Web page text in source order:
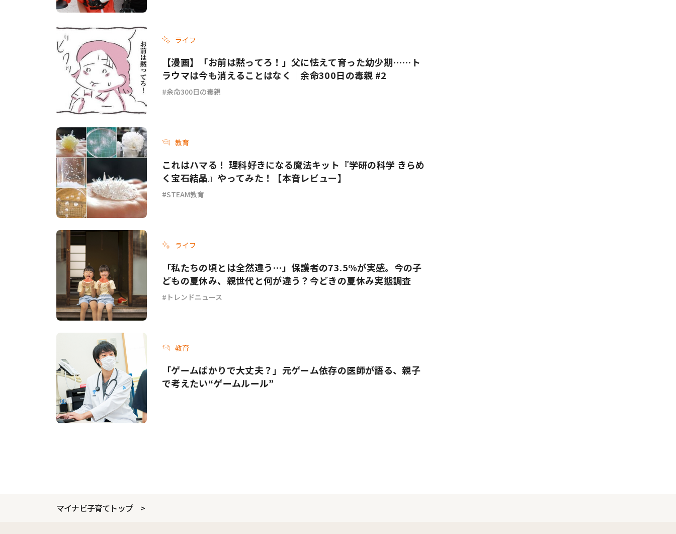
ライフ
【漫画】「お前は黙ってろ！」父に怯えて育った幼少期……ト
ラウマは今も消えることはなく｜余命300日の毒親 #2
余命300日の毒親
教育
これはハマる！ 理科好きになる魔法キット『学研の科学 きらめ
く宝石結晶』やってみた！【本音レビュー】
STEAM教育
ライフ
「私たちの頃とは全然違う…」保護者の73.5%が実感。今の子
どもの夏休み、親世代と何が違う？今どきの夏休み実態調査
トレンドニュース
教育
「ゲームばかりで大丈夫？」元ゲーム依存の医師が語る、親子
で考えたい“ゲームルール”
マイナビ子育てトップ